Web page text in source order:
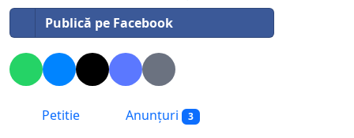
Publică pe Facebook
Petitie Anunțuri 3